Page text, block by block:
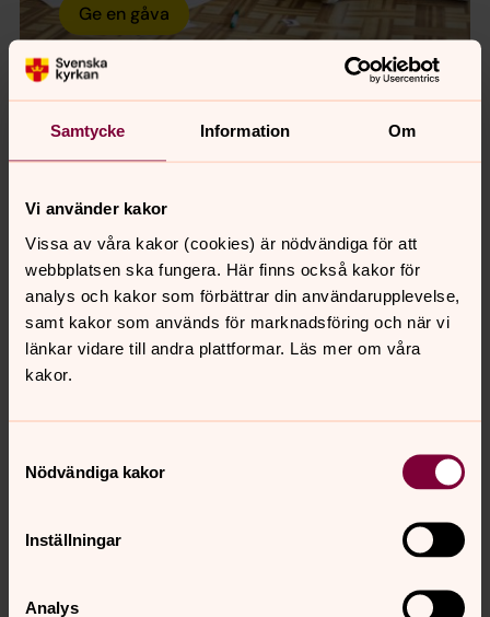
Samtycke Information Om
Vi använder kakor
Vissa av våra kakor (cookies) är nödvändiga för att
webbplatsen ska fungera. Här finns också kakor för
analys och kakor som förbättrar din användarupplevelse,
samt kakor som används för marknadsföring och när vi
länkar vidare till andra plattformar. Läs mer om våra
kakor.
Nödvändiga kakor
Inställningar
Analys
Ge en gåva
Från dina händer
till där det händer
Vi lever alla under samma himmel.
Men just nu kämpar fler än 300
miljoner människor för sin
överlevnad. Din gåva når dem som
katastrofen.